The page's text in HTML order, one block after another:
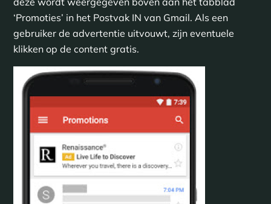
‘Promoties’ in het Postvak IN van Gmail. Als een
gebruiker de advertentie uitvouwt, zijn eventuele
klikken op de content gratis.